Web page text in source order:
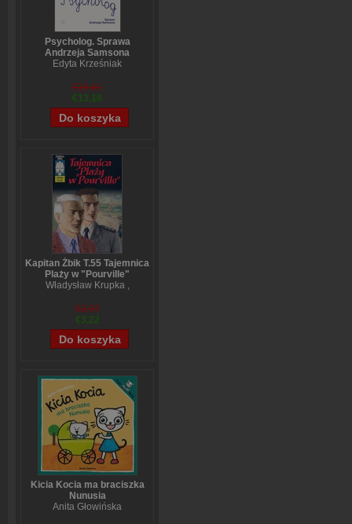
Psycholog. Sprawa
Andrzeja Samsona
Edyta Krześniak
€16,41
€13,18
Kapitan Żbik T.55 Tajemnica
Plaży w "Pourville"
Władysław Krupka,
Wojciech Bem
€3,97
€3,22
Kicia Kocia ma braciszka
Nunusia
Anita Głowińska